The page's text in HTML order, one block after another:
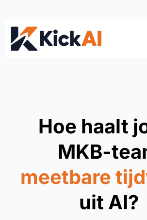
Hoe haalt
MKB-
meetbare
uit AI?